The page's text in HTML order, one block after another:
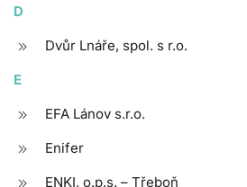
D
Dvůr Lnáře, spol. s r.o.
E
EFA Lánov s.r.o.
Enifer
ENKI, o.p.s. – Třeboň